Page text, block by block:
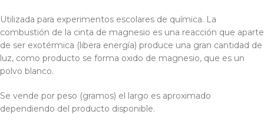
Utilizada para experimentos escolares de química. La
combustión de la cinta de magnesio es una reacción que aparte
de ser exotérmica (libera energía) produce una gran cantidad de
luz, como producto se forma oxido de magnesio, que es un
polvo blanco.
Se vende por peso (gramos) el largo es aproximado
dependiendo del producto disponible.